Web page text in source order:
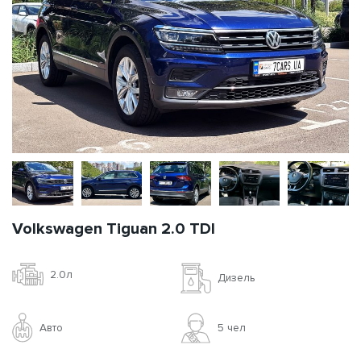
Volkswagen Tiguan 2.0 TDI
2.0л Дизель
Авто 5 чел